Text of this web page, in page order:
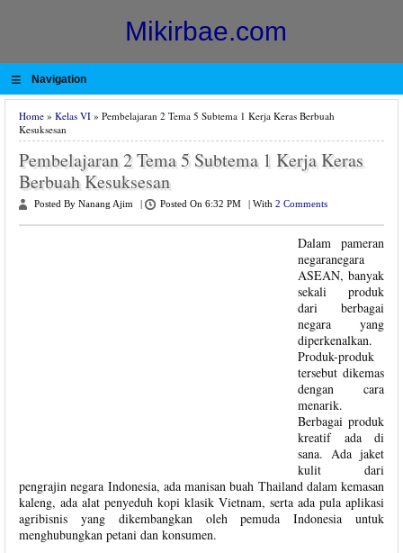
Mikirbae.com
≡ Navigation
Home » Kelas VI » Pembelajaran 2 Tema 5 Subtema 1 Kerja Keras Berbuah
Kesuksesan
Pembelajaran 2 Tema 5 Subtema 1 Kerja Keras
Berbuah Kesuksesan
Posted By Nanang Ajim Posted On 6:32 PM With 2 Comments
Dalam pameran
negaranegara
ASEAN, banyak
sekali produk
dari berbagai
negara yang
diperkenalkan.
Produk-produk
tersebut dikemas
dengan cara
menarik.
Berbagai produk
kreatif ada di
sana. Ada jaket
kulit dari
pengrajin negara Indonesia, ada manisan buah Thailand dalam kemasan
kaleng, ada alat penyeduh kopi klasik Vietnam, serta ada pula aplikasi
agribisnis yang dikembangkan oleh pemuda Indonesia untuk
menghubungkan petani dan konsumen.